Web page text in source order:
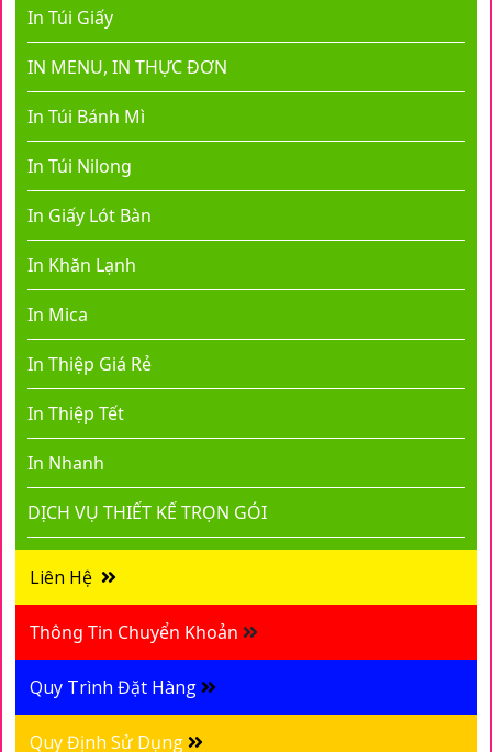
In Túi Giấy
IN MENU, IN THỰC ĐƠN
In Túi Bánh Mì
In Túi Nilong
In Giấy Lót Bàn
In Khăn Lạnh
In Mica
In Thiệp Giá Rẻ
In Thiệp Tết
In Nhanh
DỊCH VỤ THIẾT KẾ TRỌN GÓI
Liên Hệ
Thông Tin Chuyển Khoản
Quy Trình Đặt Hàng
Quy Định Sử Dụng